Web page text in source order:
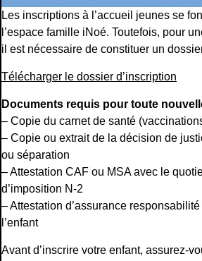
Les inscriptions à l’accueil jeunes se
l’espace famille iNoé. Toutefois, pour
il est nécessaire de constituer un
Télécharger le dossier d’inscription
Documents requis pour toute
– Copie du carnet de santé
– Copie ou extrait de la décision de
ou séparation
– Attestation CAF ou MSA avec le
d’imposition N-2
– Attestation d’assurance
l’enfant
Avant d’inscrire votre enfant, assurez-